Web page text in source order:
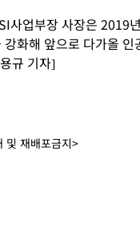
사업부장 사장은 2019
화해 앞으로 다가올
규 기자]
및 재배포금지>